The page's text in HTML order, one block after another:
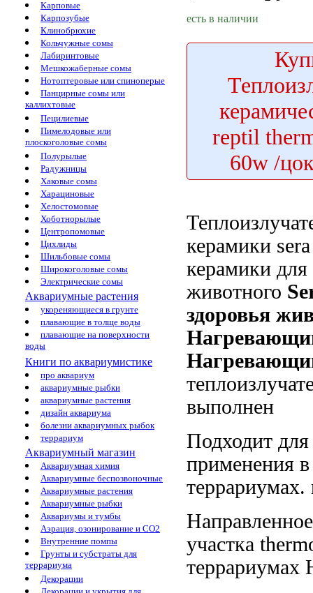
Карповые
Карпозубые
Клинобрюхие
Кольчужные сомы
Лабиринтовые
Мешкожаберные сомы
Нотоптеровые или спиноперые
Панцирные сомы или
каллихтовые
Пецилиевые
Пимелодовые или
плоскоголовые сомы
Полурылые
Радужницы
Хаковые сомы
Харациновые
Хелостомовые
Хоботнорылые
Центропомовые
Цихлиды
Шильбовые сомы
Широкоголовые сомы
Электрические сомы
Аквариумные растения
укореняющиеся в грунте
плавающие в толще воды
плавающие на поверхности
воды
Книги по аквариумистике
про аквариум
аквариумные рыбки
аквариумные растения
дизайн аквариума
болезни аквариумных рыбок
террариум
Аквариумный магазин
Аквариумная химия
Аквариумные беспозвоночные
Аквариумные растения
Аквариумные рыбки
Аквариумы и тумбы
Аэрация, озонирование и CO2
Внутренние помпы
Грунты и субстраты для
террариума
Декорации
есть в наличии
reptil
60w /
керамики
керамики для
животного
здоровья
выполнен
Подходит
применения
террариумах.
участка
террариумах